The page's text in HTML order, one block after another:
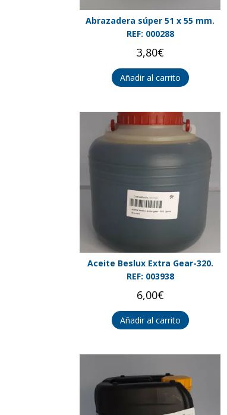
Abrazadera súper 51 x 55 mm.
REF: 000288
3,80€
Añadir al carrito
Aceite Beslux Extra Gear-320.
REF: 003938
6,00€
Añadir al carrito